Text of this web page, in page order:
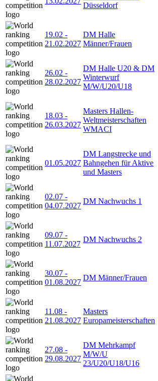
Düsseldorf
19.02 -
21.02.2027
DM Halle
Männer/Frauen
26.02 -
28.02.2027
DM Halle U20 & DM
Winterwurf
M/W/U20/U18
18.03 -
26.03.2027
Masters Hallen-
Weltmeisterschaften
WMACI
01.05.2027
DM Langstrecke und
Bahngehen für Aktive
und Masters
02.07 -
04.07.2027
DM Nachwuchs 1
09.07 -
11.07.2027
DM Nachwuchs 2
30.07 -
01.08.2027
DM Männer/Frauen
11.08 -
21.08.2027
Masters
Europameisterschaften
27.08 -
29.08.2027
DM Mehrkampf
M/W/U
23/U20/U18/U16